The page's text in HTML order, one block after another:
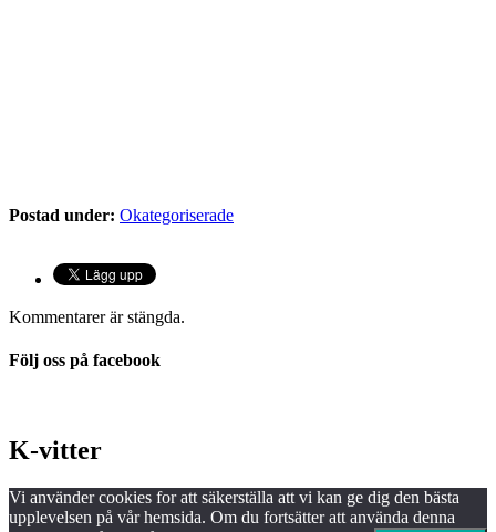
Postad under: Okategoriserade
Kommentarer är stängda.
Följ oss på facebook
K-vitter
Vi använder cookies for att säkerställa att vi kan ge dig den bästa
upplevelsen på vår hemsida. Om du fortsätter att använda denna